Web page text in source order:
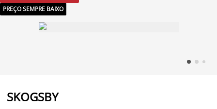
PREÇO SEMPRE BAIXO
SKOGSBY